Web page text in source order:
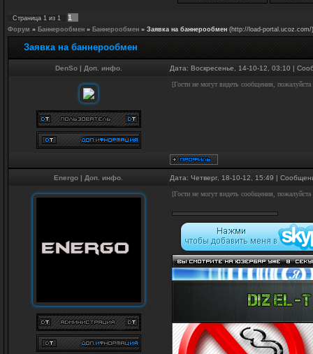
Страница 1 из 1 1
Форум » Баннерообмен » Баннерообмен » Заявка на баннерообмен (http://load-portal.ucoz.com/)
Заявка на баннерообмен
DenSo | Доп. инфо. Дата: Воскресенье, 14-10-12, 03:10 |
[Гости не могут видеть сообщения, пожалуйста
Energo | Доп. инфо. Дата: Четверг, 18-10-12, 15:49 |
[Гости не могут видеть сообщения, пожалуйста